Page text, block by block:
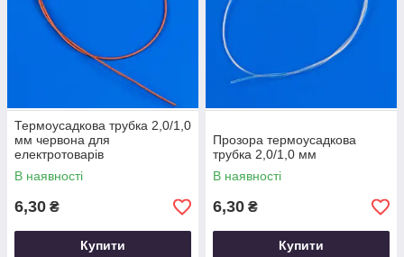
Термоусадкова трубка 2,0/1,0
мм червона для
електротоварів
В наявності
6,30 ₴
Купити
Прозора термоусадкова
трубка 2,0/1,0 мм
В наявності
6,30 ₴
Купити